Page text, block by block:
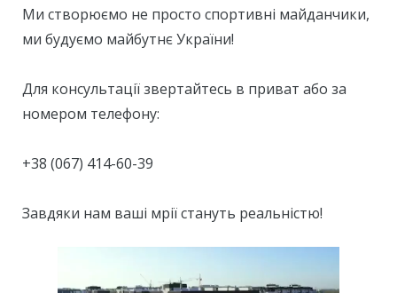
Ми створюємо не просто спортивні майданчики,
ми будуємо майбутнє України!
Для консультації звертайтесь в приват або за
номером телефону:
+38 (067) 414-60-39
Завдяки нам ваші мрії стануть реальністю!